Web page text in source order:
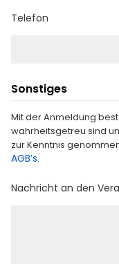
Telefon
Sonstiges
Mit der Anmeldung
wahrheitsgetreu sind
zur Kenntnis
AGB’s.
Nachricht an den